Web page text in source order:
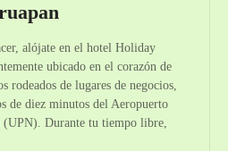
alójate en el hotel Holiday
ubicado en el corazón de
rodeados de lugares de negocios,
de diez minutos del Aeropuerto
Durante tu tiempo libre,